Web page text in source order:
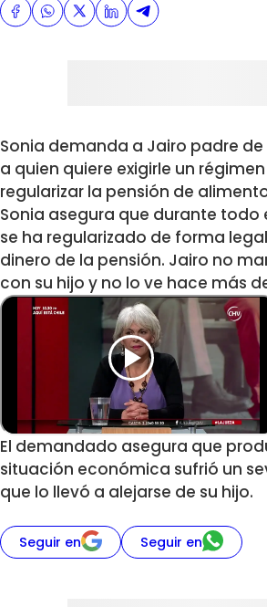
Sonia demanda a Jairo padre de
a quien quiere exigirle un
regularizar la pensión de
Sonia asegura que durante todo
se ha regularizado de forma
dinero de la pensión. Jairo no
con su hijo y no lo ve hace más
El demandado asegura que
situación económica sufrió un
que lo llevó a alejarse de su hijo.
Seguir en Seguir en